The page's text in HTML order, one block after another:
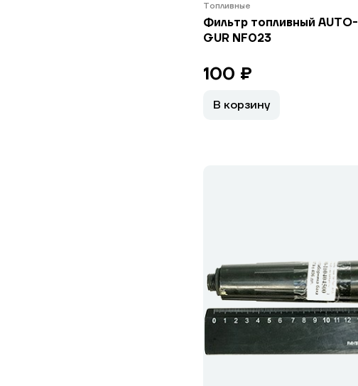
Топливные
Фильтр топливный AUTO-
GUR NF023
100 ₽
В корзину